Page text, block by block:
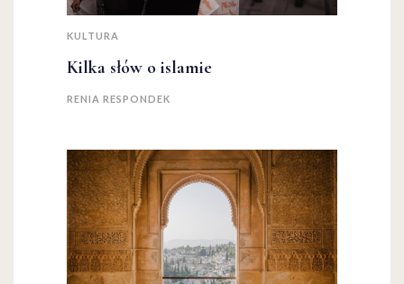
KULTURA
Kilka słów o islamie
RENIA RESPONDEK